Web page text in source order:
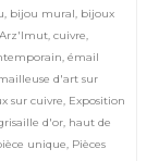
, bijou mural, bijoux
, cuivre,
, émail
d'art sur
sur cuivre, Exposition
d'or, haut de
unique, Pièces